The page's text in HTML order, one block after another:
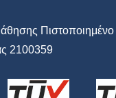
2100359